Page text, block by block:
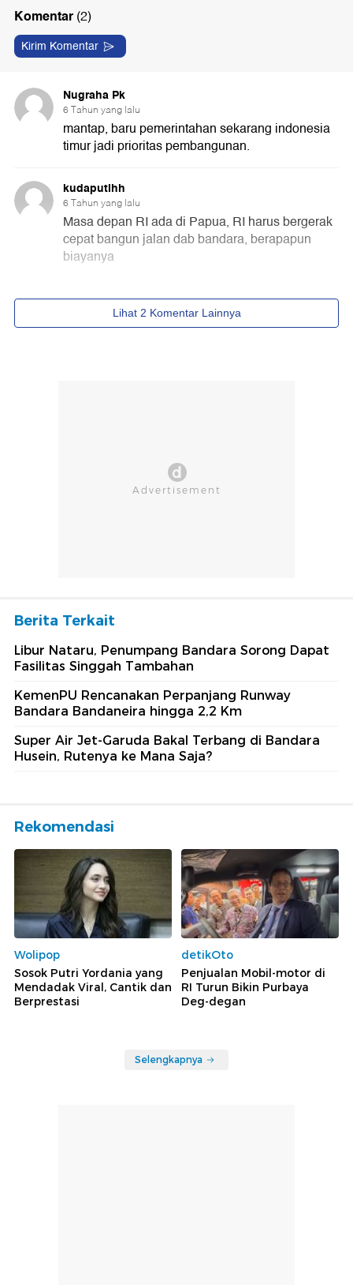
Berita Terkait
Libur Nataru, Penumpang Bandara Sorong Dapat
Fasilitas Singgah Tambahan
KemenPU Rencanakan Perpanjang Runway
Bandara Bandaneira hingga 2,2 Km
Super Air Jet-Garuda Bakal Terbang di Bandara
Husein, Rutenya ke Mana Saja?
Rekomendasi
Wolipop
Sosok Putri Yordania yang
Mendadak Viral, Cantik dan
Berprestasi
detikOto
Penjualan Mobil-motor di
RI Turun Bikin Purbaya
Deg-degan
Selengkapnya